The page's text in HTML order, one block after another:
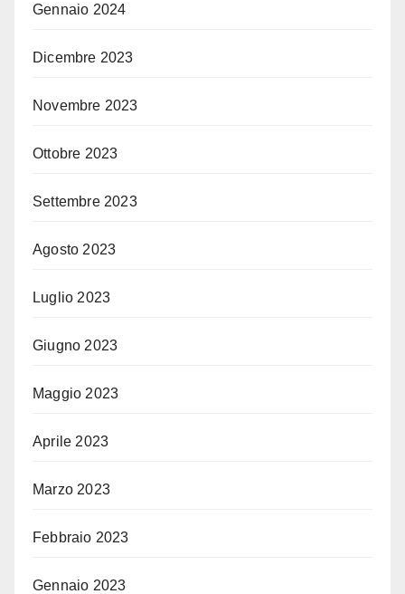
Gennaio 2024
Dicembre 2023
Novembre 2023
Ottobre 2023
Settembre 2023
Agosto 2023
Luglio 2023
Giugno 2023
Maggio 2023
Aprile 2023
Marzo 2023
Febbraio 2023
Gennaio 2023